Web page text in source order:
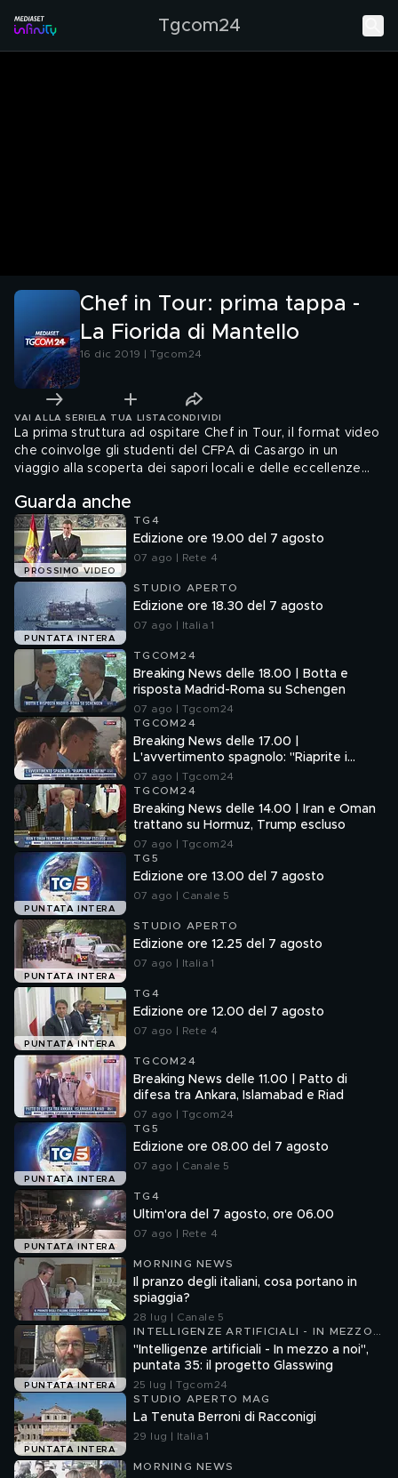
Tgcom24
Chef in Tour: prima tappa -
La Fiorida di Mantello
16 dic 2019 | Tgcom24
VAI ALLA SERIE LA TUA LISTA CONDIVIDI
La prima struttura ad ospitare Chef in Tour, il format video
che coinvolge gli studenti del CFPA di Casargo in un
viaggio alla scoperta dei sapori locali e delle eccellenze
Guarda anche
PROSSIMO VIDEO
TG4
Edizione ore 19.00 del 7 agosto
07 ago | Rete 4
PUNTATA INTERA
STUDIO APERTO
Edizione ore 18.30 del 7 agosto
07 ago | Italia 1
TGCOM24
Breaking News delle 18.00 | Botta e
risposta Madrid-Roma su Schengen
07 ago | Tgcom24
TGCOM24
Breaking News delle 17.00 |
L'avvertimento spagnolo: "Riaprite i
confini"
07 ago | Tgcom24
TGCOM24
Breaking News delle 14.00 | Iran e Oman
trattano su Hormuz, Trump escluso
07 ago | Tgcom24
PUNTATA INTERA
TG5
Edizione ore 13.00 del 7 agosto
07 ago | Canale 5
PUNTATA INTERA
STUDIO APERTO
Edizione ore 12.25 del 7 agosto
07 ago | Italia 1
PUNTATA INTERA
TG4
Edizione ore 12.00 del 7 agosto
07 ago | Rete 4
TGCOM24
Breaking News delle 11.00 | Patto di
difesa tra Ankara, Islamabad e Riad
07 ago | Tgcom24
PUNTATA INTERA
TG5
Edizione ore 08.00 del 7 agosto
07 ago | Canale 5
PUNTATA INTERA
TG4
Ultim'ora del 7 agosto, ore 06.00
07 ago | Rete 4
MORNING NEWS
Il pranzo degli italiani, cosa portano in
spiaggia?
28 lug | Canale 5
PUNTATA INTERA
INTELLIGENZE ARTIFICIALI - IN MEZZO
A NOI
"Intelligenze artificiali - In mezzo a noi",
puntata 35: il progetto Glasswing
25 lug | Tgcom24
PUNTATA INTERA
STUDIO APERTO MAG
La Tenuta Berroni di Racconigi
29 lug | Italia 1
MORNING NEWS